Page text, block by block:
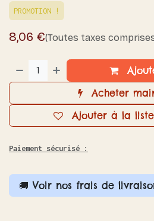
PROMOTION !
8,06 €(Toutes taxes
Acheter
Ajouter à la
Paiement sécurisé :
🚚 Voir nos frais de